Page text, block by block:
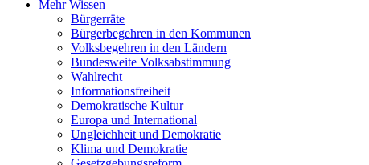
Mehr Wissen
Bürgerräte
Bürgerbegehren in den Kommunen
Volksbegehren in den Ländern
Bundesweite Volksabstimmung
Wahlrecht
Informationsfreiheit
Demokratische Kultur
Europa und International
Ungleichheit und Demokratie
Klima und Demokratie